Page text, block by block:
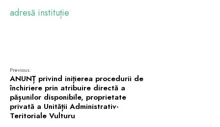
adresă instituție
Previous:
ANUNȚ privind inițierea procedurii de
închiriere prin atribuire directă a
pășunilor disponibile, proprietate
privată a Unității Administrativ-
Teritoriale Vulturu